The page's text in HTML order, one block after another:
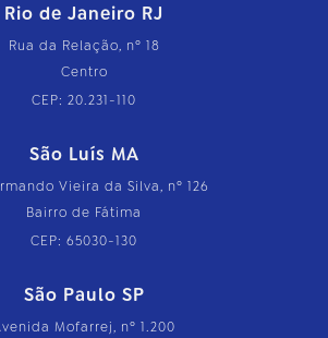
Rio de Janeiro RJ
Rua da Relação, nº 18
Centro
CEP: 20.231-110
São Luís MA
Vieira da Silva, nº 126
Bairro de Fátima
CEP: 65030-130
São Paulo SP
Mofarrej, nº 1.200